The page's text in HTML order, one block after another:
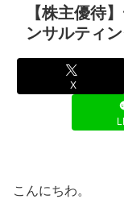
【株主優待
ンサルティ
X
こんにちわ。